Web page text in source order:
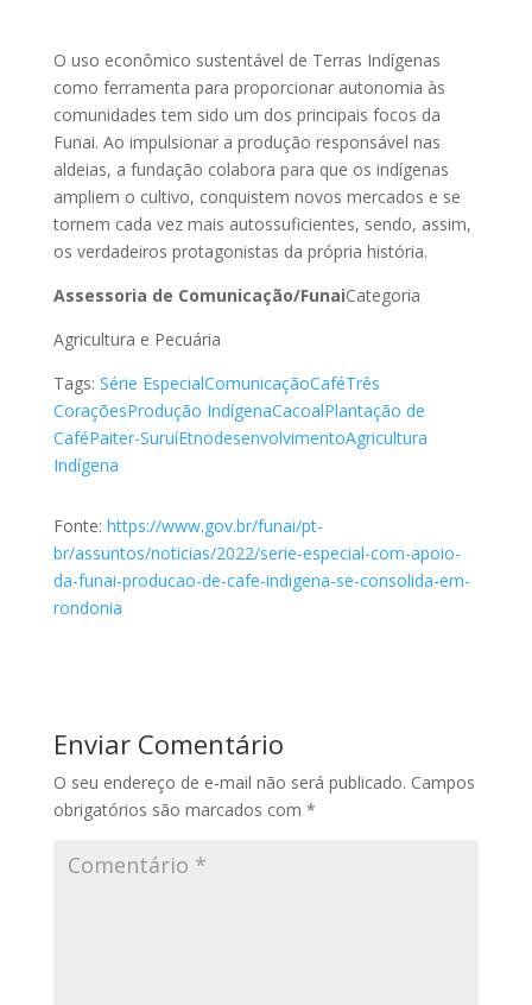
O uso econômico sustentável de Terras Indígenas
como ferramenta para proporcionar autonomia às
comunidades tem sido um dos principais focos da
Funai. Ao impulsionar a produção responsável nas
aldeias, a fundação colabora para que os indígenas
ampliem o cultivo, conquistem novos mercados e se
tornem cada vez mais autossuficientes, sendo, assim,
os verdadeiros protagonistas da própria história.
Assessoria de Comunicação/FunaiCategoria
Agricultura e Pecuária
Tags: Série EspecialComunicaçãoCaféTrês
CoraçõesProdução IndígenaCacoalPlantação de
CaféPaiter-SuruíEtnodesenvolvimentoAgricultura
Indígena
Fonte: https://www.gov.br/funai/pt-
br/assuntos/noticias/2022/serie-especial-com-apoio-
da-funai-producao-de-cafe-indigena-se-consolida-em-
rondonia
Enviar Comentário
O seu endereço de e-mail não será publicado. Campos
obrigatórios são marcados com *